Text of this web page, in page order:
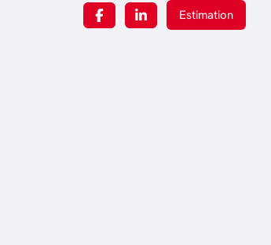
Estimation